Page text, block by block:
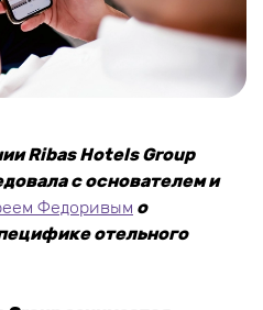
Ribas Hotels Group
с основателем и
Федоривым о
отельного